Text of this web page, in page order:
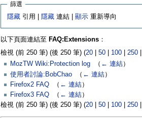
篩選
隱藏 引用 | 隱藏 連結 |顯示 重新導向
以下頁面連結至 FAQ:Extensions：
檢視 (前 250 筆) (後 250 筆) (20| 50| 100| 250
MozTW Wiki:Protection log‎ （ ← 連結）
使用者討論:BobChao‎ （ ← 連結）
Firefox2 FAQ‎ （ ← 連結）
Firefox3 FAQ‎ （ ← 連結）
檢視 (前 250 筆) (後 250 筆) (20| 50| 100| 250